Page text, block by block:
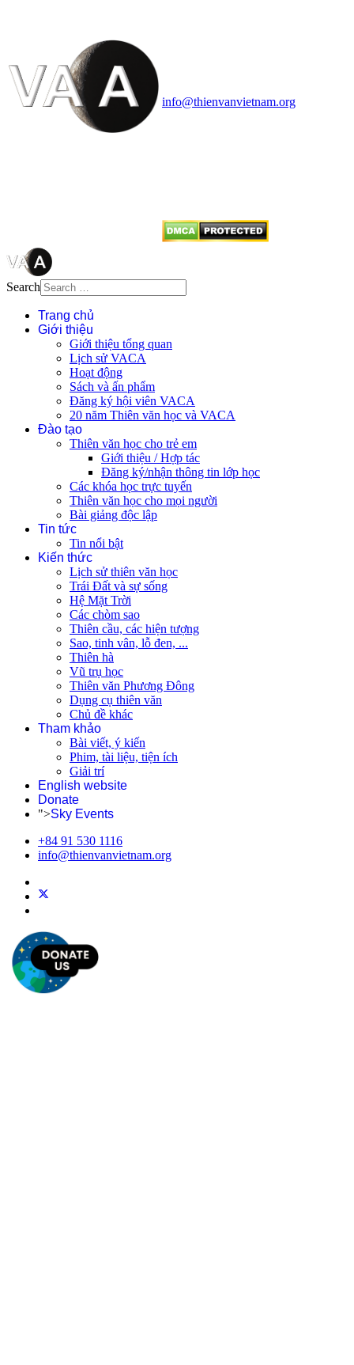
info@thienvanvietnam.org
Search
Trang chủ
Giới thiệu
Giới thiệu tổng quan
Lịch sử VACA
Hoạt động
Sách và ấn phẩm
Đăng ký hội viên VACA
20 năm Thiên văn học và VACA
Đào tạo
Thiên văn học cho trẻ em
Giới thiệu / Hợp tác
Đăng ký/nhận thông tin lớp học
Các khóa học trực tuyến
Thiên văn học cho mọi người
Bài giảng độc lập
Tin tức
Tin nổi bật
Kiến thức
Lịch sử thiên văn học
Trái Đất và sự sống
Hệ Mặt Trời
Các chòm sao
Thiên cầu, các hiện tượng
Sao, tinh vân, lỗ đen, ...
Thiên hà
Vũ trụ học
Thiên văn Phương Đông
Dụng cụ thiên văn
Chủ đề khác
Tham khảo
Bài viết, ý kiến
Phim, tài liệu, tiện ích
Giải trí
English website
Donate
">Sky Events
+84 91 530 1116
info@thienvanvietnam.org